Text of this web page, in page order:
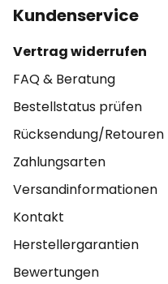
Kundenservice
Vertrag widerrufen
FAQ & Beratung
Bestellstatus prüfen
Rücksendung/Retouren
Zahlungsarten
Versandinformationen
Kontakt
Herstellergarantien
Bewertungen